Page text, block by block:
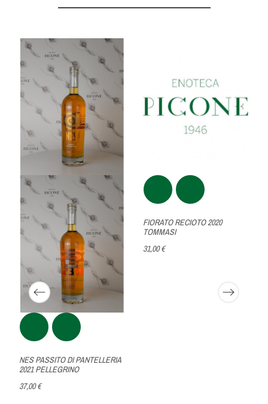
NES PASSITO DI PANTELLERIA
2021 PELLEGRINO
37,00 €
FIORATO RECIOTO 2020
TOMMASI
31,00 €